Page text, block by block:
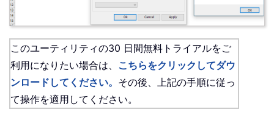
このユーティリティの30 日間無料トライアルをご
利用になりたい場合は、 こちらをクリックしてダウ
ンロードしてください。 その後、上記の手順に従っ
て操作を適用してください。